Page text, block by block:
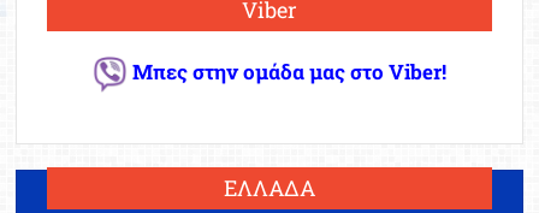
Viber
Μπες στην ομάδα μας στο Viber!
ΕΛΛΑΔΑ